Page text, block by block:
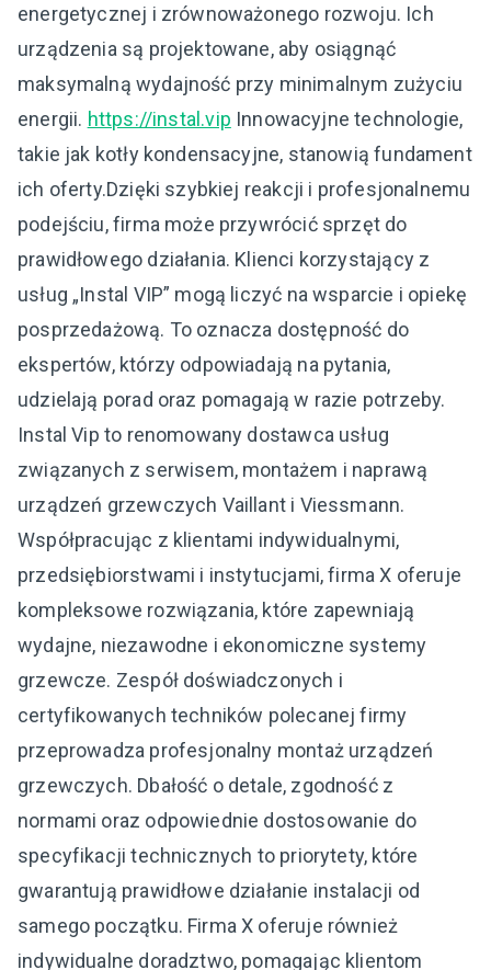
energetycznej i zrównoważonego rozwoju. Ich
urządzenia są projektowane, aby osiągnąć
maksymalną wydajność przy minimalnym zużyciu
energii. https://instal.vip Innowacyjne technologie,
takie jak kotły kondensacyjne, stanowią fundament
ich oferty.Dzięki szybkiej reakcji i profesjonalnemu
podejściu, firma może przywrócić sprzęt do
prawidłowego działania. Klienci korzystający z
usług „Instal VIP” mogą liczyć na wsparcie i opiekę
posprzedażową. To oznacza dostępność do
ekspertów, którzy odpowiadają na pytania,
udzielają porad oraz pomagają w razie potrzeby.
Instal Vip to renomowany dostawca usług
związanych z serwisem, montażem i naprawą
urządzeń grzewczych Vaillant i Viessmann.
Współpracując z klientami indywidualnymi,
przedsiębiorstwami i instytucjami, firma X oferuje
kompleksowe rozwiązania, które zapewniają
wydajne, niezawodne i ekonomiczne systemy
grzewcze. Zespół doświadczonych i
certyfikowanych techników polecanej firmy
przeprowadza profesjonalny montaż urządzeń
grzewczych. Dbałość o detale, zgodność z
normami oraz odpowiednie dostosowanie do
specyfikacji technicznych to priorytety, które
gwarantują prawidłowe działanie instalacji od
samego początku. Firma X oferuje również
indywidualne doradztwo, pomagając klientom